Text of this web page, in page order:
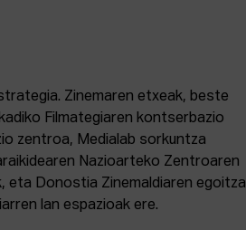
Zinemaren etxeak, beste
Filmategiaren kontserbazio
zentroa, Medialab sorkuntza
Nazioarteko Zentroaren
eta Donostia Zinemaldiaren egoitza
lan espazioak ere.